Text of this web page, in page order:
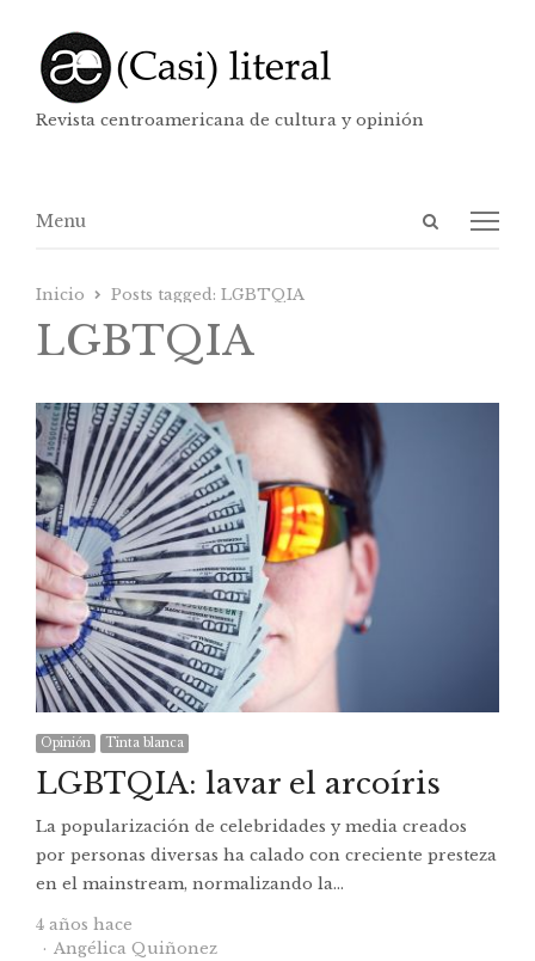
Revista centroamericana de cultura y opinión
Abrir
Menú
Menu
Inicio Posts tagged: LGBTQIA
LGBTQIA
Opinión Tinta blanca
LGBTQIA: lavar el arcoíris
La popularización de celebridades y media creados
por personas diversas ha calado con creciente presteza
en el mainstream, normalizando la…
4 años hace
Autor
Angélica Quiñonez